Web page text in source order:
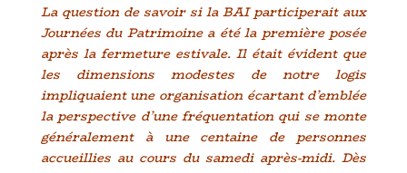
La question de savoir si la BAI participerait aux
Journées du Patrimoine a été la première posée
après la fermeture estivale. Il était évident que
les dimensions modestes de notre logis
impliquaient une organisation écartant d’emblée
la perspective d’une fréquentation qui se monte
généralement à une centaine de personnes
accueillies au cours du samedi après-midi. Dès